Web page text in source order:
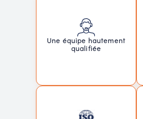
Une équipe hautement
qualifiée